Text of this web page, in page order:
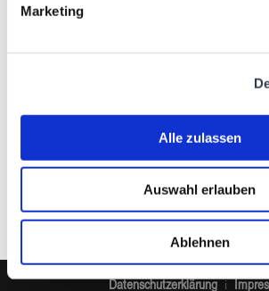
Marketing
Alle zulassen
Auswahl erlauben
Ablehnen
Datenschutzerklärungi